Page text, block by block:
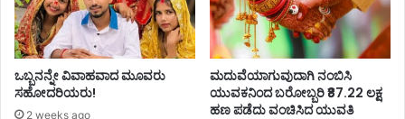
ಒಬ್ಬನನ್ನೇ ವಿವಾಹವಾದ ಮೂವರು
ಸಹೋದರಿಯರು!
2 weeks ago
ಮದುವೆಯಾಗುವುದಾಗಿ ನಂಬಿಸಿ
ಯುವಕನಿಂದ ಬರೋಬ್ಬರಿ ₹87.22 ಲಕ್ಷ
ಹಣ ಪಡೆದು ವಂಚಿಸಿದ ಯುವತಿ